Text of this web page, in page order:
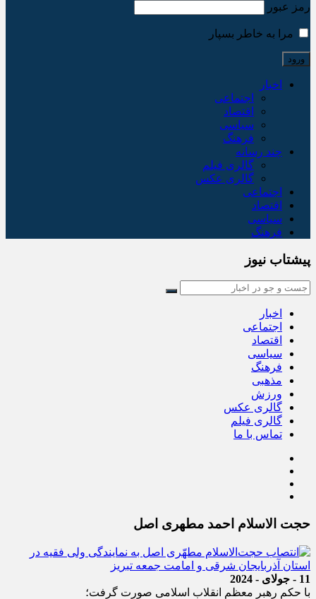
رمز عبور
مرا به خاطر بسپار
اخبار
اجتماعی
اقتصاد
سیاسی
فرهنگ
چند رسانه
گالری فیلم
گالری عکس
اجتماعی
اقتصاد
سیاسی
فرهنگ
پیشتاب نیوز
اخبار
اجتماعی
اقتصاد
سیاسی
فرهنگ
مذهبی
ورزش
گالری عکس
گالری فیلم
تماس با ما
حجت الاسلام احمد مطهری اصل
11 - جولای - 2024
با حکم رهبر معظم انقلاب اسلامی صورت گرفت؛